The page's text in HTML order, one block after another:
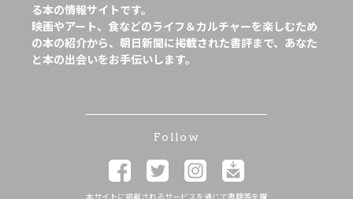
る本の情報サイトです。
映画やアート、食などのライフ＆カルチャーを楽しむため
の本の紹介から、朝日新聞に掲載された書評まで、あなた
と本の出会いをお手伝いします。
Follow
本サイトに掲載されるサービスを通じて書籍等を購